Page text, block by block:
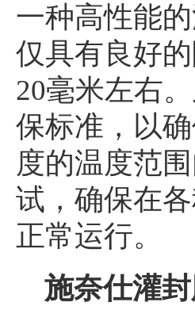
一种高性能
仅具有良好
20毫米左右
保标准，以
度的温度范
试，确保在
正常运行。
施奈仕灌